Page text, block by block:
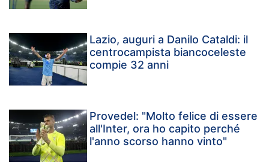
Lazio, auguri a Danilo Cataldi: il
centrocampista biancoceleste
compie 32 anni
Provedel: "Molto felice di essere
all'Inter, ora ho capito perché
l'anno scorso hanno vinto"